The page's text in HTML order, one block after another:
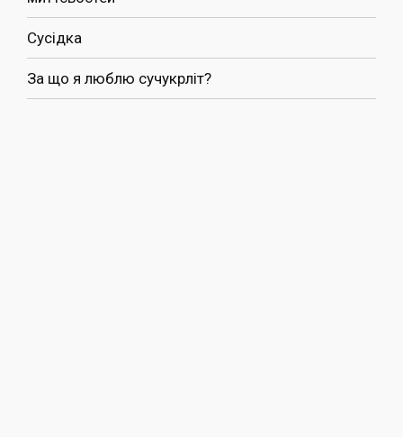
Сусідка
За що я люблю сучукрліт?